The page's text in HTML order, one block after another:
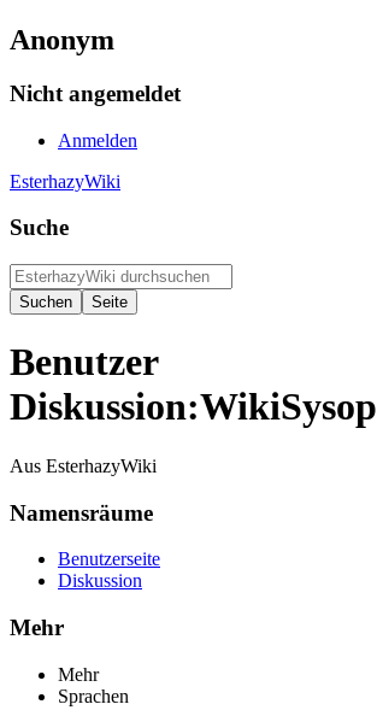
Anonym
Nicht angemeldet
Anmelden
EsterhazyWiki
Suche
Benutzer
Diskussion:WikiSysop
Aus EsterhazyWiki
Namensräume
Benutzerseite
Diskussion
Mehr
Mehr
Sprachen